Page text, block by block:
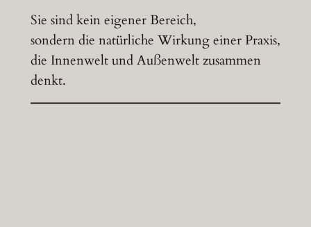
Sie sind kein eigener Bereich,
sondern die natürliche Wirkung einer Praxis,
die Innenwelt und Außenwelt zusammen
denkt.